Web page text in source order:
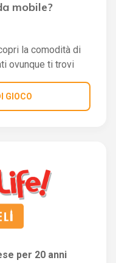
mobile?
la comodità di
ovunque ti trovi
GIOCO
per 20 anni